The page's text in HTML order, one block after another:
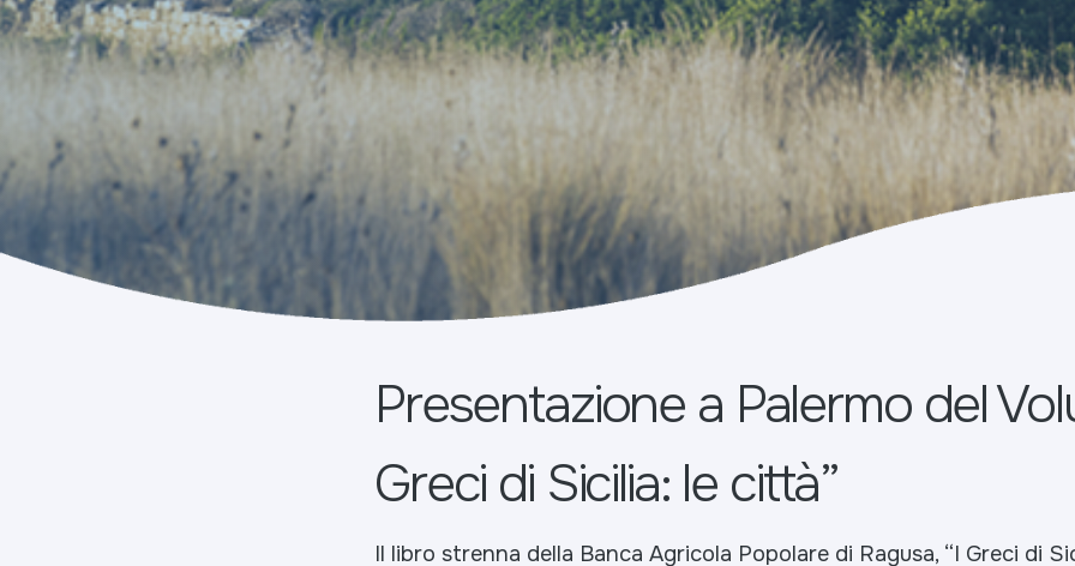
Presentazione a Palermo del
Greci di Sicilia: le città”
Il libro strenna della Banca Agricola Popolare di Ragusa, “I Greci di